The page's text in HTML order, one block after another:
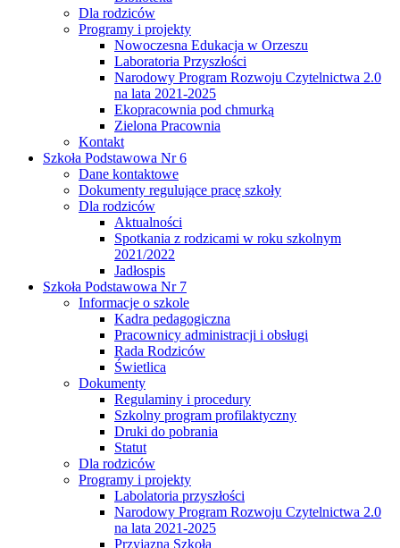
Dla rodziców
Programy i projekty
Nowoczesna Edukacja w Orzeszu
Laboratoria Przyszłości
Narodowy Program Rozwoju Czytelnictwa 2.0
na lata 2021-2025
Ekopracownia pod chmurką
Zielona Pracownia
Kontakt
Szkoła Podstawowa Nr 6
Dane kontaktowe
Dokumenty regulujące pracę szkoły
Dla rodziców
Aktualności
Spotkania z rodzicami w roku szkolnym
2021/2022
Jadłospis
Szkoła Podstawowa Nr 7
Informacje o szkole
Kadra pedagogiczna
Pracownicy administracji i obsługi
Rada Rodziców
Świetlica
Dokumenty
Regulaminy i procedury
Szkolny program profilaktyczny
Druki do pobrania
Statut
Dla rodziców
Programy i projekty
Labolatoria przyszłości
Narodowy Program Rozwoju Czytelnictwa 2.0
na lata 2021-2025
Przyjazna Szkoła